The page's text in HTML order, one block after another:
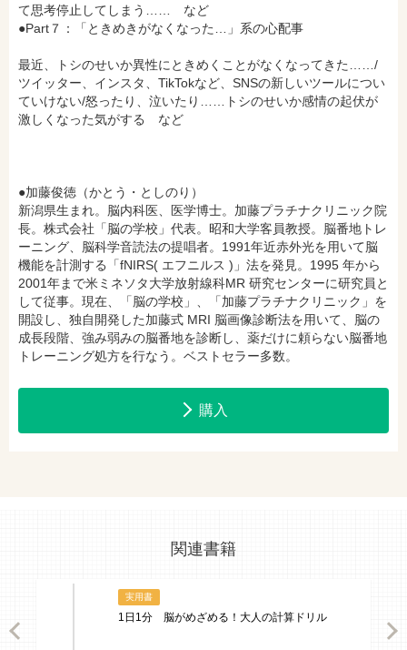
て思考停止してしまう…… など
●Part７：「ときめきがなくなった…」系の心配事
最近、トシのせいか異性にときめくことがなくなってきた……/
ツイッター、インスタ、TikTokなど、SNSの新しいツールについ
ていけない/怒ったり、泣いたり……トシのせいか感情の起伏が
激しくなった気がする など
●加藤俊徳（かとう・としのり）
新潟県生まれ。脳内科医、医学博士。加藤プラチナクリニック院
長。株式会社「脳の学校」代表。昭和大学客員教授。脳番地トレ
ーニング、脳科学音読法の提唱者。1991年近赤外光を用いて脳
機能を計測する「fNIRS( エフニルス )」法を発見。1995 年から
2001年まで米ミネソタ大学放射線科MR 研究センターに研究員と
して従事。現在、「脳の学校」、「加藤プラチナクリニック」を
開設し、独自開発した加藤式 MRI 脳画像診断法を用いて、脳の
成長段階、強み弱みの脳番地を診断し、薬だけに頼らない脳番地
トレーニング処方を行なう。ベストセラー多数。
購入
関連書籍
実用書
1日1分 脳がめざめる！大人の計算ドリル